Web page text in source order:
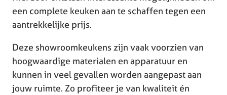
een complete keuken aan te schaffen tegen een
aantrekkelijke prijs.
Deze showroomkeukens zijn vaak voorzien van
hoogwaardige materialen en apparatuur en
kunnen in veel gevallen worden aangepast aan
jouw ruimte. Zo profiteer je van kwaliteit én